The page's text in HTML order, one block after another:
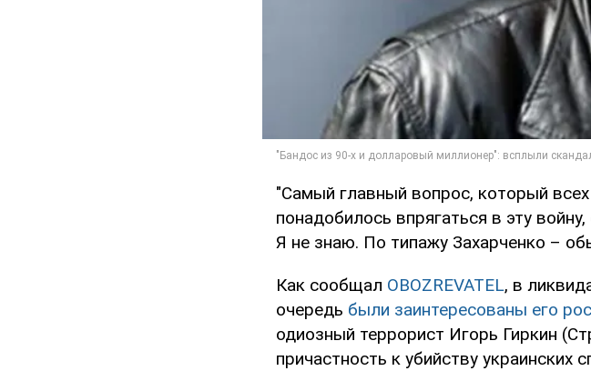
"Самый главный вопрос, который всех
понадобилось впрягаться в эту
Я не знаю. По типажу Захарченко –
Как сообщал OBOZREVATEL, в
очередь были заинтересованы его
одиозный террорист Игорь Гиркин
причастность к убийству украинских